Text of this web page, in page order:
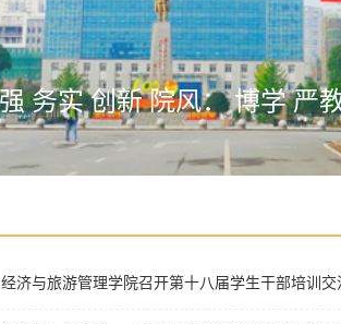
务实 创新 院风： 博学 严
经济与旅游管理学院召开第十八届学生干部培训交